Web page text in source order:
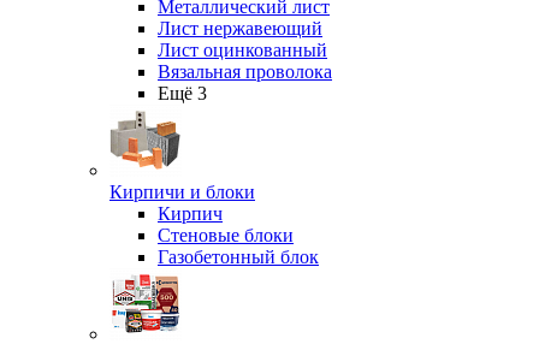
Металлический лист
Лист нержавеющий
Лист оцинкованный
Вязальная проволока
Ещё 3
Кирпичи и блоки
Кирпич
Стеновые блоки
Газобетонный блок